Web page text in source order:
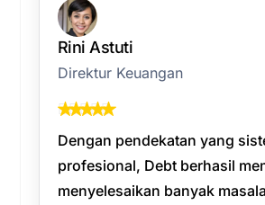
Rini Astuti
Direktur Keuangan
Dengan pendekatan yang
profesional, Debt berhasil
menyelesaikan banyak